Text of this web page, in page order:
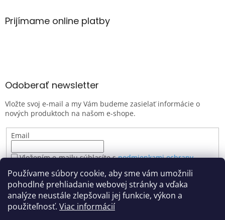
Používame súbory cookie, aby sme vám umožnili
pohodlné prehliadanie webovej stránky a vďaka
analýze neustále zlepšovali jej funkcie, výkon a
použiteľnosť. Viac informácií
Prijímame online platby
Odoberať newsletter
Vložte svoj e-mail a my Vám budeme zasielať informácie o
nových produktoch na našom e-shope.
Email
Vložením e-mailu súhlasíte spodmienkami ochrany
PRIHLÁSIŤ SA